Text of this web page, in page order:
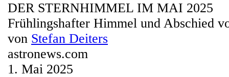
DER STERNHIMMEL IM MAI 2025
Frühlingshafter Himmel und Abschied
von Stefan Deiters
astronews.com
1. Mai 2025